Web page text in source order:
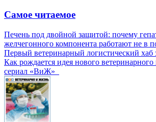
Самое читаемое
Печень под двойной защитой: почему
желчегонного компонента работают не в
Первый ветеринарный логистический хаб
Как рождается идея нового
сериал «ВиЖ»